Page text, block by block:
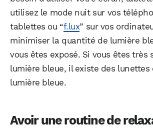
utilisez le mode nuit sur vos
tablettes ou “f.lux” sur vos
minimiser la quantité de lumière
vous êtes exposé. Si vous êtes très
lumière bleue, il existe des
lumière bleue.
Avoir une routine de